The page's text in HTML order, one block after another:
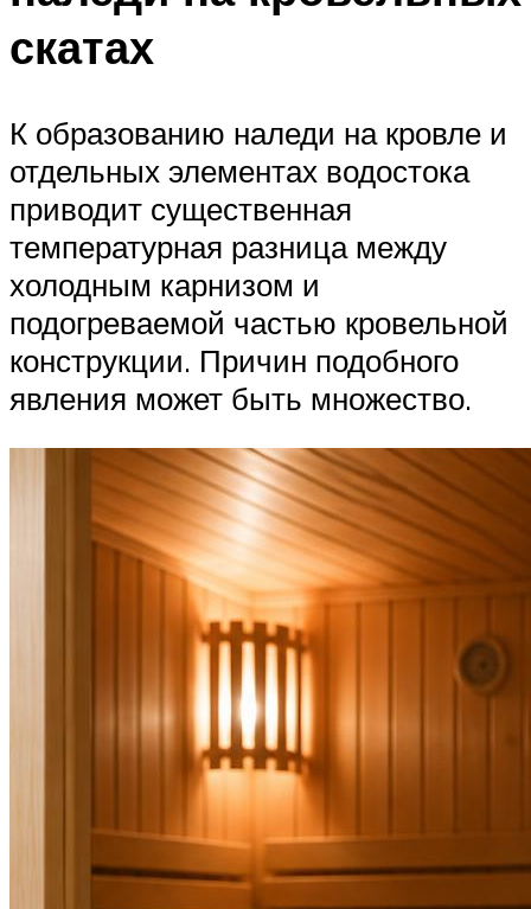
скатах
К образованию наледи на кровле и
отдельных элементах водостока
приводит существенная
температурная разница между
холодным карнизом и
подогреваемой частью кровельной
конструкции. Причин подобного
явления может быть множество.